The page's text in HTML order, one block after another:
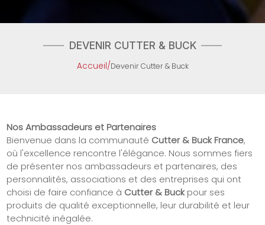
DEVENIR CUTTER & BUCK
Accueil/Devenir Cutter & Buck
Nos Ambassadeurs et Partenaires
Bienvenue dans la communauté Cutter & Buck France,
où l'excellence rencontre l'élégance. Nous sommes fiers
de présenter nos ambassadeurs et partenaires, des
personnalités, associations et des entreprises qui ont
choisi de faire confiance à Cutter & Buckpour ses
produits de qualité exceptionnelle, leur durabilité et leur
technicité inégalée.